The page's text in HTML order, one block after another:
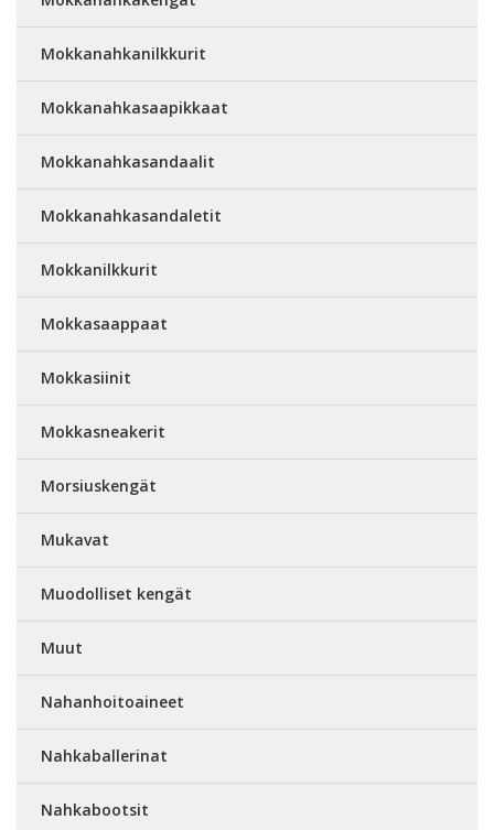
Mokkanahkanilkkurit
Mokkanahkasaapikkaat
Mokkanahkasandaalit
Mokkanahkasandaletit
Mokkanilkkurit
Mokkasaappaat
Mokkasiinit
Mokkasneakerit
Morsiuskengät
Mukavat
Muodolliset kengät
Muut
Nahanhoitoaineet
Nahkaballerinat
Nahkabootsit